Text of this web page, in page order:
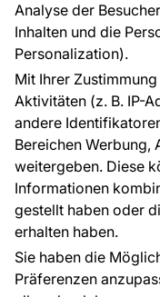
Analyse der
Inhalten und die
Personalization).
Mit Ihrer
Aktivitäten (z. B. IP-
andere
Bereichen Werbung,
weitergeben. Diese
Informationen
gestellt haben oder
erhalten haben.
Sie haben die
Präferenzen
FÜR SIE
Blog
EU-Projekte
Ratschläge und Tipps
FAQ
Kontakt
Haben Sie Fragen?
und beraten Sie
+49 781